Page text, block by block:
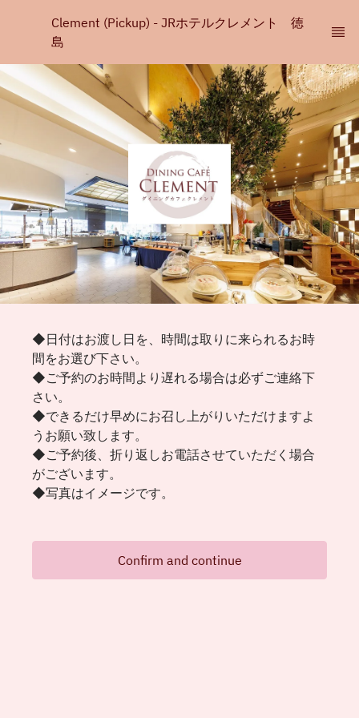
Clement (Pickup) - JRホテルクレメント　徳
島
◆日付はお渡し日を、時間は取りに来られるお時
間をお選び下さい。
◆ご予約のお時間より遅れる場合は必ずご連絡下
さい。
◆できるだけ早めにお召し上がりいただけますよ
うお願い致します。
◆ご予約後、折り返しお電話させていただく場合
がございます。
◆写真はイメージです。
Confirm and continue